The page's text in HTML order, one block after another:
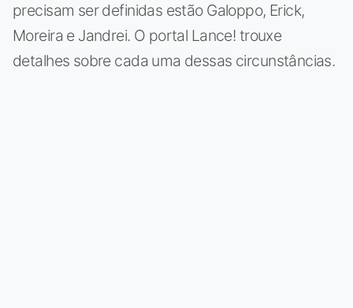
precisam ser definidas estão Galoppo, Erick,
Moreira e Jandrei. O portal Lance! trouxe
detalhes sobre cada uma dessas circunstâncias.